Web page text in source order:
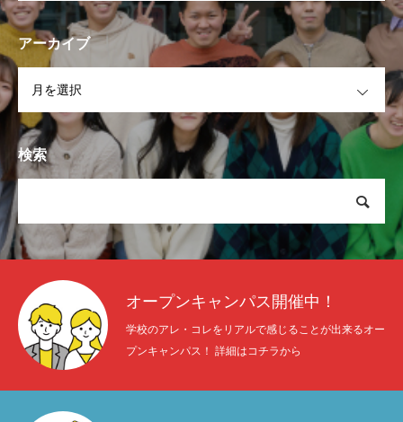
アーカイブ
検索
オープンキャンパス開催中！
学校のアレ・コレをリアルで感じることが出来るオー
プンキャンパス！ 詳細はコチラから